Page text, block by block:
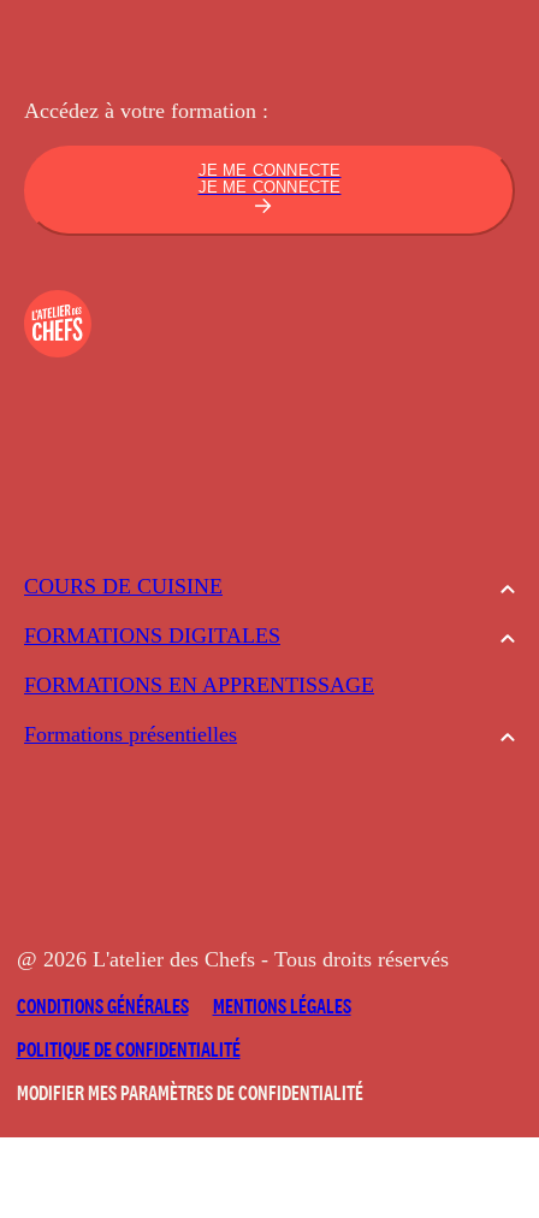
COURS DE CUISINE
FORMATIONS DIGITALES
FORMATIONS EN APPRENTISSAGE
Formations présentielles
Accédez à votre formation :
JE ME CONNECTE
JE ME CONNECTE
@ 2026 L'atelier des Chefs - Tous droits réservés
CONDITIONS GÉNÉRALES
MENTIONS LÉGALES
POLITIQUE DE CONFIDENTIALITÉ
MODIFIER MES PARAMÈTRES DE CONFIDENTIALITÉ